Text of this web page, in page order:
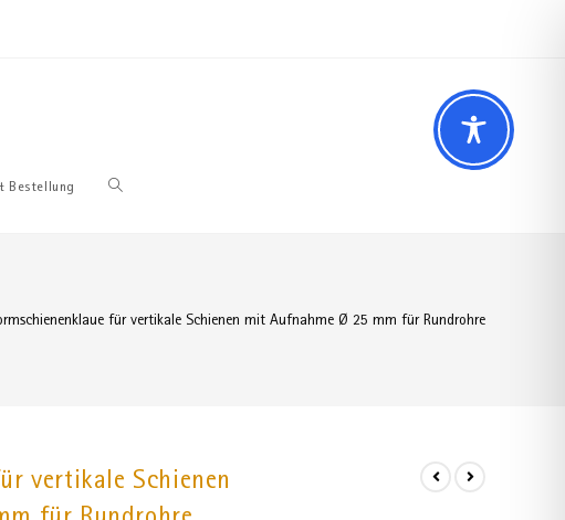
Bestellung
für vertikale Schienen mit Aufnahme Ø 25 mm für Rundrohre
vertikale Schienen